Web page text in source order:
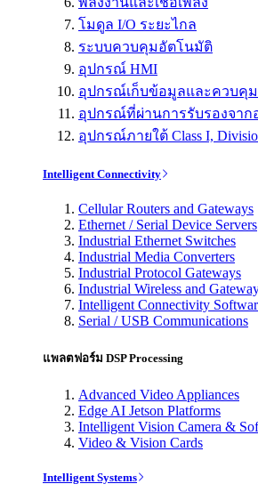
โมดูล I/O ระยะไกล
ระบบควบคุมอัตโนมัติ
อุปกรณ์ HMI
อุปกรณ์เก็บข้อมูลและควบคุม
อุปกรณ์ที่ผ่านการรับรองจาก
อุปกรณ์ภายใต้ Class I,
Intelligent Connectivity
Cellular Routers and Gateways
Ethernet / Serial Device Servers
Industrial Ethernet Switches
Industrial Media Converters
Industrial Protocol Gateways
Industrial Wireless and
Intelligent Connectivity
Serial / USB Communications
แพลตฟอร์ม DSP Processing
Advanced Video Appliances
Edge AI Jetson Platforms
Intelligent Vision Camera &
Video & Vision Cards
Intelligent Systems